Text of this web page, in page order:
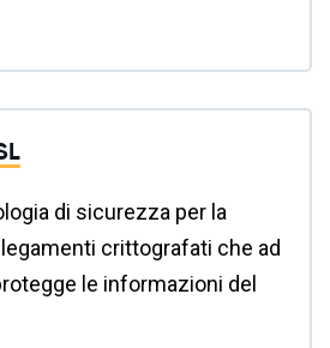
di sicurezza per la
crittografati che ad
le informazioni del